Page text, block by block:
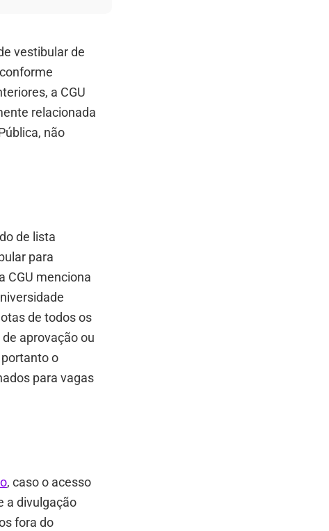
vestibular de
a CGU
relacionada
não
de lista
para
CGU menciona
de todos os
aprovação ou
portanto o
para vagas
, caso o acesso
a divulgação
fora do